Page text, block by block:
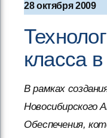
28 октября 2009
класса
В рамках
Новосибирского
Обеспечения,